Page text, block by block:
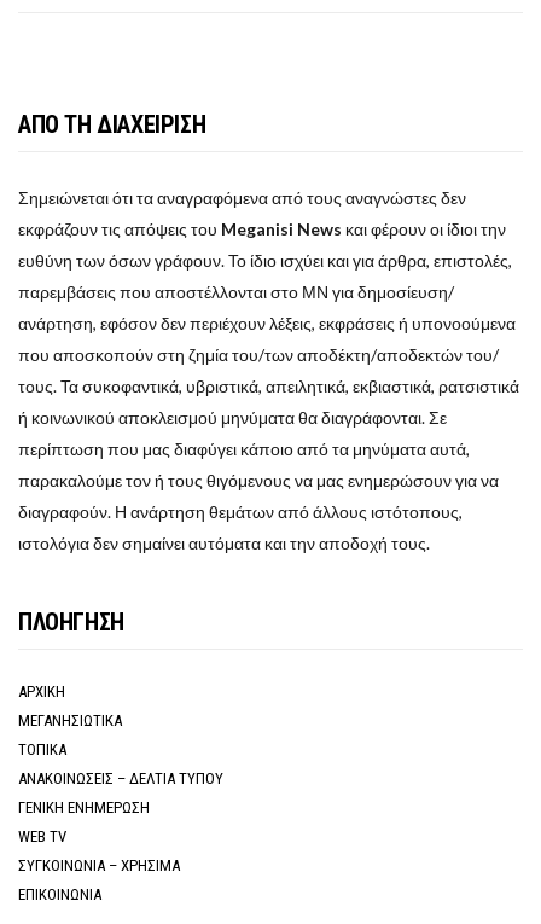
ΑΠΟ ΤΗ ΔΙΑΧΕΙΡΙΣΗ
Σημειώνεται ότι τα αναγραφόμενα από τους αναγνώστες δεν
εκφράζουν τις απόψεις του Meganisi News και φέρουν οι ίδιοι την
ευθύνη των όσων γράφουν. Το ίδιο ισχύει και για άρθρα, επιστολές,
παρεμβάσεις που αποστέλλονται στο ΜΝ για δημοσίευση/
ανάρτηση, εφόσον δεν περιέχουν λέξεις, εκφράσεις ή υπονοούμενα
που αποσκοπούν στη ζημία του/των αποδέκτη/αποδεκτών του/
τους. Τα συκοφαντικά, υβριστικά, απειλητικά, εκβιαστικά, ρατσιστικά
ή κοινωνικού αποκλεισμού μηνύματα θα διαγράφονται. Σε
περίπτωση που μας διαφύγει κάποιο από τα μηνύματα αυτά,
παρακαλούμε τον ή τους θιγόμενους να μας ενημερώσουν για να
διαγραφούν. Η ανάρτηση θεμάτων από άλλους ιστότοπους,
ιστολόγια δεν σημαίνει αυτόματα και την αποδοχή τους.
ΠΛΟΗΓΗΣΗ
ΑΡΧΙΚΗ
ΜΕΓΑΝΗΣΙΩΤΙΚΑ
ΤΟΠΙΚΑ
ΑΝΑΚΟΙΝΩΣΕΙΣ – ΔΕΛΤΙΑ ΤΥΠΟΥ
ΓΕΝΙΚΗ ΕΝΗΜΕΡΩΣΗ
WEB TV
ΣΥΓΚΟΙΝΩΝΙΑ – ΧΡΗΣΙΜΑ
ΕΠΙΚΟΙΝΩΝΙΑ